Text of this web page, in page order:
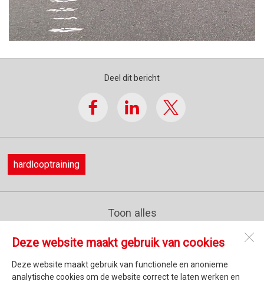
Deze website maakt gebruik van cookies
Deze website maakt gebruik van functionele en anonieme
analytische cookies om de website correct te laten werken en
Deel dit bericht
hardlooptraining
Toon alles
Secundusweg 27
3453 JLDe Meern